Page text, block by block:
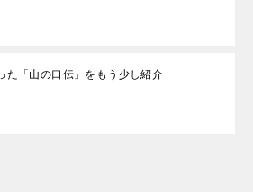
た「山の口伝」をもう少し紹介